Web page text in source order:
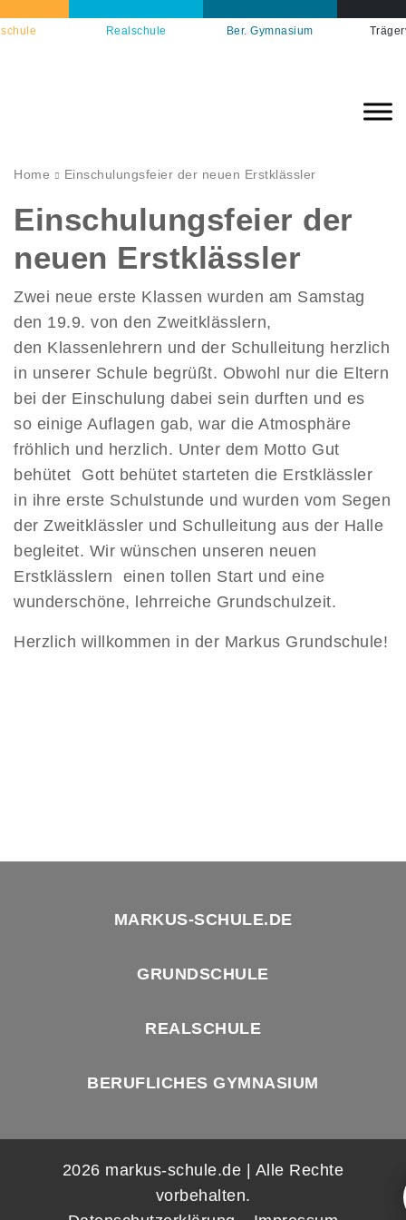
Realschule Ber. Gymnasium
Home Einschulungsfeier der neuen Erstklässler
Einschulungsfeier der
neuen Erstklässler
Zwei neue erste Klassen wurden am Samstag
den 19.9. von den Zweitklässlern,
den Klassenlehrern und der Schulleitung herzlich
in unserer Schule begrüßt. Obwohl nur die Eltern
bei der Einschulung dabei sein durften und es
so einige Auflagen gab, war die Atmosphäre
fröhlich und herzlich. Unter dem Motto Gut
behütet  Gott behütet starteten die Erstklässler
in ihre erste Schulstunde und wurden vom Segen
der Zweitklässler und Schulleitung aus der Halle
begleitet. Wir wünschen unseren neuen
Erstklässlern einen tollen Start und eine
wunderschöne, lehrreiche Grundschulzeit.
Herzlich willkommen in der Markus Grundschule!
MARKUS-SCHULE.DE
GRUNDSCHULE
REALSCHULE
BERUFLICHES GYMNASIUM
2026 markus-schule.de | Alle Rechte
vorbehalten.